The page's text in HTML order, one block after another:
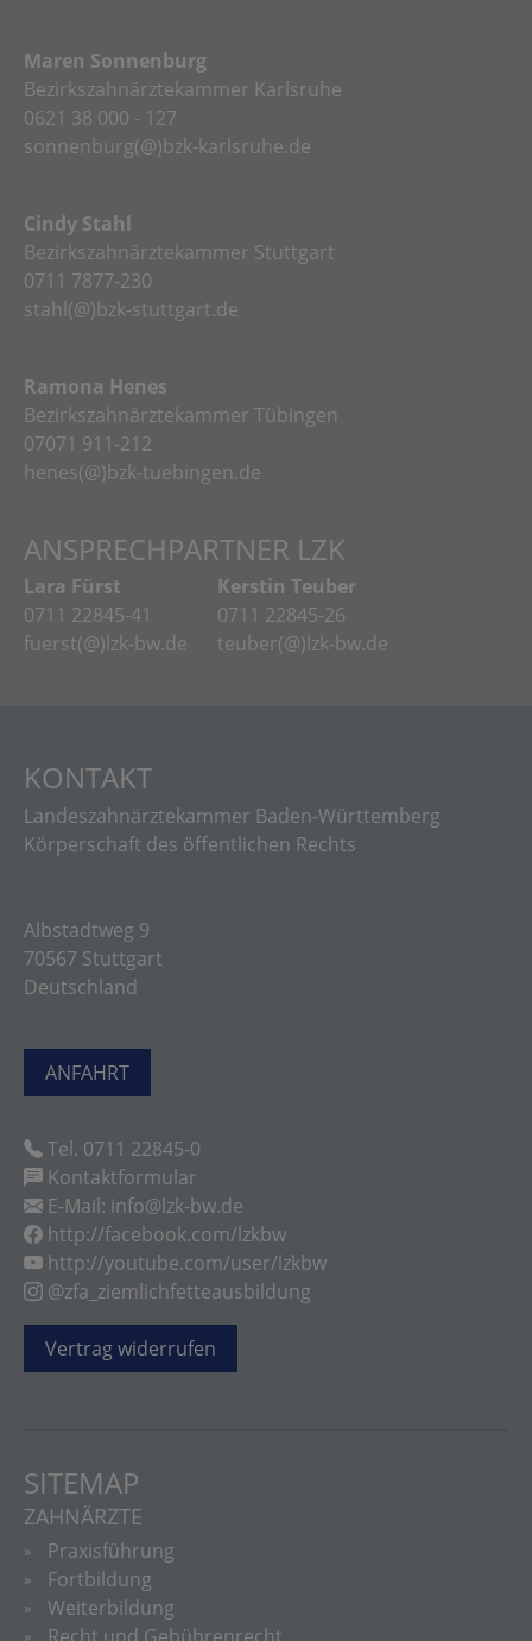
Maren Sonnenburg
Bezirkszahnärztekammer Karlsruhe
0621 38 000 - 127
sonnenburg(@)bzk-karlsruhe.de
Cindy Stahl
Bezirkszahnärztekammer Stuttgart
0711 7877-230
stahl(@)bzk-stuttgart.de
Ramona Henes
Bezirkszahnärztekammer Tübingen
07071 911-212
henes(@)bzk-tuebingen.de
ANSPRECHPARTNER LZK
Lara Fürst
0711 22845-41
fuerst(@)lzk-bw.de
Kerstin Teuber
0711 22845-26
teuber(@)lzk-bw.de
KONTAKT
Landeszahnärztekammer Baden-Württemberg
Körperschaft des öffentlichen Rechts
Albstadtweg 9
70567 Stuttgart
Deutschland
ANFAHRT
Tel. 0711 22845-0
Kontaktformular
E-Mail: info@lzk-bw.de
http://facebook.com/lzkbw
http://youtube.com/user/lzkbw
@zfa_ziemlichfetteausbildung
Vertrag widerrufen
SITEMAP
ZAHNÄRZTE
Praxisführung
Fortbildung
Weiterbildung
Recht und Gebührenrecht